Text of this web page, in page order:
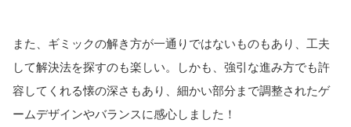
また、ギミックの解き方が一通りではないものもあり、工夫
して解決法を探すのも楽しい。しかも、強引な進み方でも許
容してくれる懐の深さもあり、細かい部分まで調整されたゲ
ームデザインやバランスに感心しました！